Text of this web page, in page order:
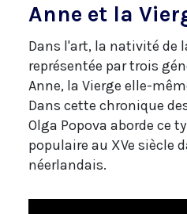
Anne et la
Dans l'art, la nativité de
représentée par trois
Anne, la Vierge elle-
Dans cette chronique
Olga Popova aborde ce
populaire au XVe siècle
néerlandais.